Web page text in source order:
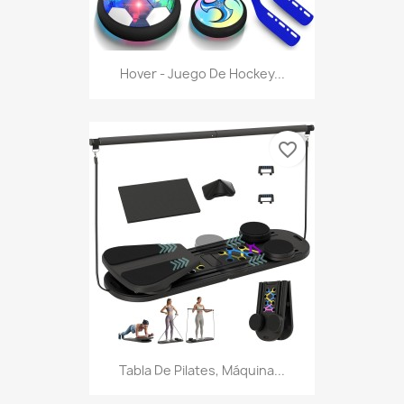
Hover - Juego De Hockey...
Tabla De Pilates, Máquina...
favorite_border